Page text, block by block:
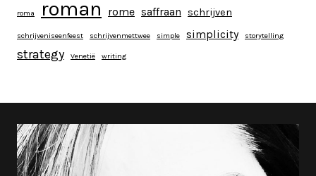
roma roman rome saffraan schrijven
schrijveniseenfeest schrijvenmettwee simple simplicity storytelling
strategy Venetië writing